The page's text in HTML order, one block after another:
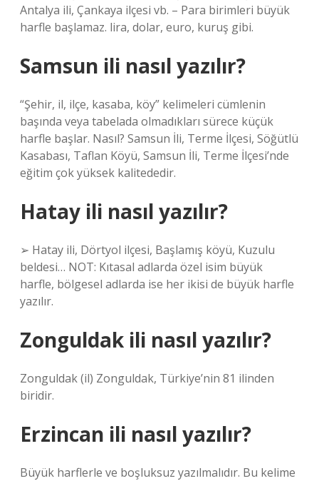
Antalya ili, Çankaya ilçesi vb. – Para birimleri büyük
harfle başlamaz. lira, dolar, euro, kuruş gibi.
Samsun ili nasıl yazılır?
“Şehir, il, ilçe, kasaba, köy” kelimeleri cümlenin
başında veya tabelada olmadıkları sürece küçük
harfle başlar. Nasıl? Samsun İli, Terme İlçesi, Söğütlü
Kasabası, Taflan Köyü, Samsun İli, Terme İlçesi’nde
eğitim çok yüksek kalitededir.
Hatay ili nasıl yazılır?
➢ Hatay ili, Dörtyol ilçesi, Başlamış köyü, Kuzulu
beldesi… NOT: Kıtasal adlarda özel isim büyük
harfle, bölgesel adlarda ise her ikisi de büyük harfle
yazılır.
Zonguldak ili nasıl yazılır?
Zonguldak (il) Zonguldak, Türkiye’nin 81 ilinden
biridir.
Erzincan ili nasıl yazılır?
Büyük harflerle ve boşluksuz yazılmalıdır. Bu kelime